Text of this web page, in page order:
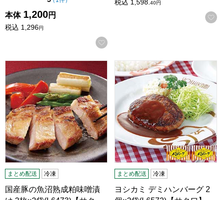
本体 1,200円
税込 1,296円
お気に入りに登録する
税込 1,598. 40円
国産豚の魚沼熟成粕味噌漬け 2枚×2袋(L6473)【サクワ】
まとめ配送 冷凍
国産豚の魚沼熟成粕味噌漬
ヨシカミ デミハンバーグ 2個
まとめ配送 冷凍
ヨシカミ デミハンバーグ 2